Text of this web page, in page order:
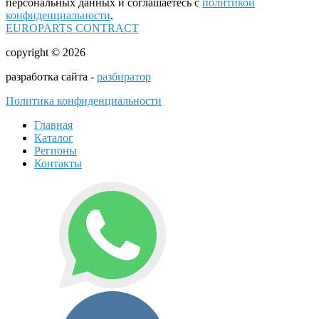
конфиденциальности.
EUROPARTS CONTRACT
copyright © 2026
разработка сайта - разбиратор
Политика конфиденциальности
Главная
Каталог
Регионы
Контакты